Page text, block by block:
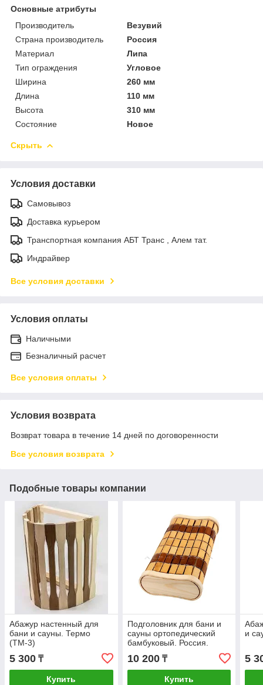
Основные атрибуты
Производитель
Везувий
Страна производитель
Россия
Материал
Липа
Тип ограждения
Угловое
Ширина
260 мм
Длина
110 мм
Высота
310 мм
Состояние
Новое
Скрыть
Условия доставки
Самовывоз
Доставка курьером
Транспортная компания АБТ Транс , Алем тат.
Индрайвер
Все условия доставки
Условия оплаты
Наличными
Безналичный расчет
Все условия оплаты
Условия возврата
Возврат товара в течение 14 дней по договоренности
Все условия возврата
Подобные товары компании
Абажур настенный для
бани и сауны. Термо
(ТМ-3)
5 300 ₸
Купить
Подголовник для бани и
сауны ортопедический
бамбуковый. Россия.
10 200₸
Купить
и
5